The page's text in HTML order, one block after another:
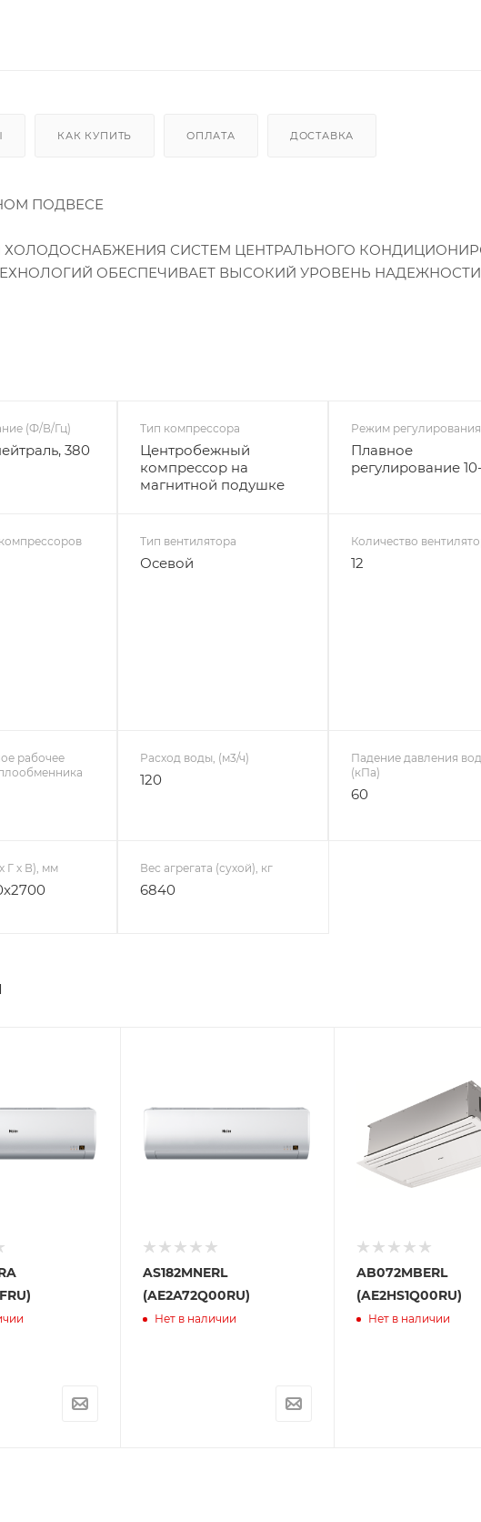
КАК КУПИТЬ ОПЛАТА ДОСТАВКА
ПОДВЕСЕ
СИСТЕМ ЦЕНТРАЛЬНОГО
ОБЕСПЕЧИВАЕТ ВЫСОКИЙ УРОВЕНЬ
(Ф/В/Гц)
380
Тип компрессора
Центробежный
компрессор на
магнитной подушке
Режим регулирования
Плавное
регулирование
Тип вентилятора
Осевой
Количество
12
рабочее
Расход воды, (м3/ч)
120
Падение давления
(кПа)
60
Г х В), мм Вес агрегата (сухой), кг
6840
AS182MNERL
(AE2A72Q00RU)
Нет в наличии
AB072MBERL
(AE2HS1Q00RU)
Нет в наличии